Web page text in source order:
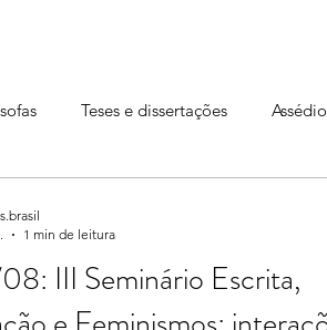
Teses e dissertações Assédio
III Seminário Escrita,
1 min de leitura